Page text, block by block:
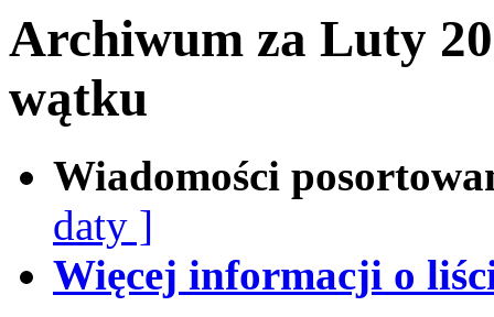
Archiwum za Luty
wątku
Wiadomości
daty ]
Więcej informacji o